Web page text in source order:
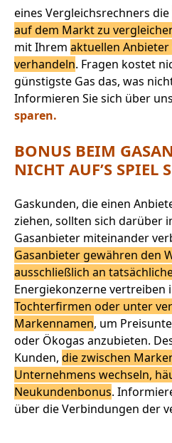
eines Vergleichsrechners die
auf dem Markt zu
mit Ihrem aktuellen
verhandeln. Fragen kostet
günstigste Gas das, was
Informieren Sie sich über
sparen.
BONUS BEIM
NICHT AUF’S SPIEL
Gaskunden, die einen
ziehen, sollten sich darüber
Gasanbieter miteinander
Gasanbieter gewähren den
ausschließlich an
Energiekonzerne vertreiben
Tochterfirmen oder unter
Markennamen, um
oder Ökogas anzubieten.
Kunden, die zwischen
Unternehmens wechseln,
Neukundenbonus.
über die Verbindungen der